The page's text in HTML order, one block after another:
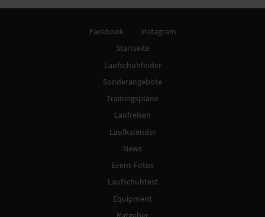
Facebook
Instagram
Startseite
Laufschuhfinder
Sonderangebote
Trainingspläne
Laufreisen
Laufkalender
News
Event-Fotos
Laufschuhtest
Equipment